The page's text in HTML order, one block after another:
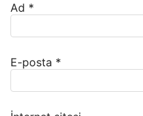
Ad *
E-posta *